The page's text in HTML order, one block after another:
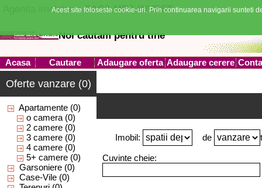
Agentia imobiliara CASA MEA INVEST
Noi cautam pentru tine
Acasa Cautare Adaugare oferta Adaugare cerere
Oferte vanzare (0)
Apartamente (0)
o camera (0)
2 camere (0)
3 camere (0)
4 camere (0)
5+ camere (0)
Garsoniere (0)
Case-Vile (0)
Imobil: de
Cuvinte cheie:
Acest site foloseste cookie-uri. Prin continuarea navigarii sunteti